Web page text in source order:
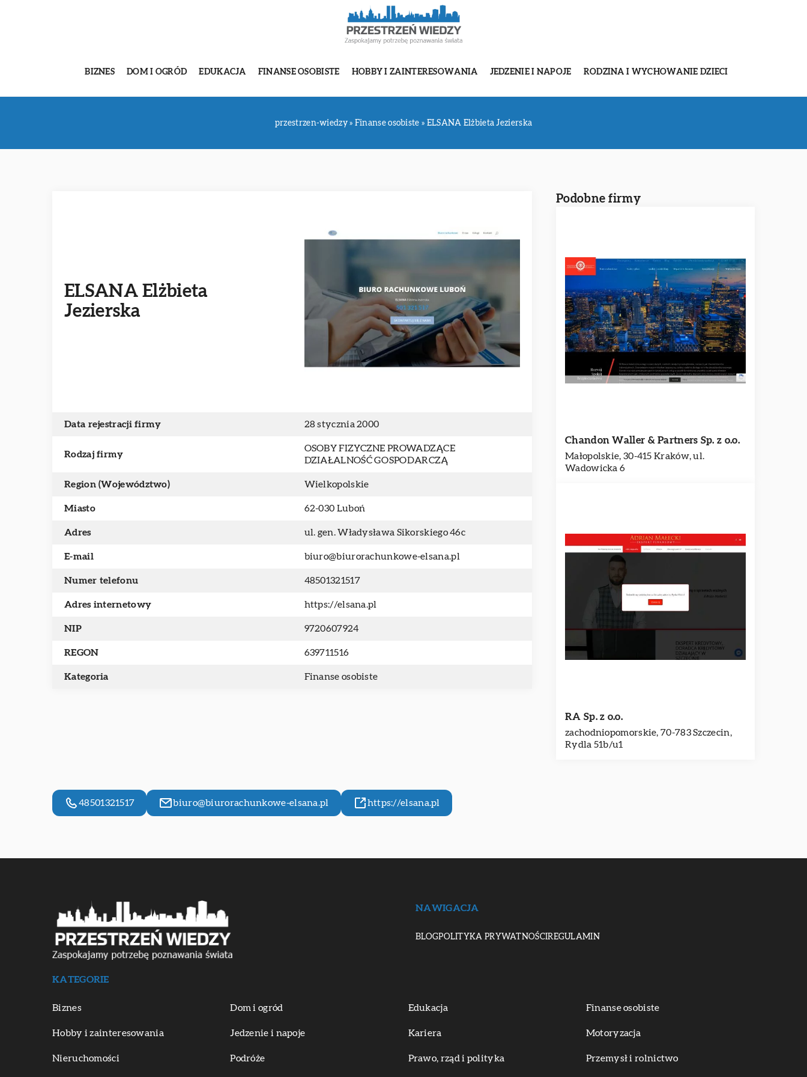
BIZNES DOM I OGRÓD EDUKACJA FINANSE OSOBISTE HOBBY I ZAINTERESOWANIA JEDZENIE I NAPOJE RODZINA I WYCHOWANIE DZIECI
przestrzen-wiedzy» Finanse osobiste » ELSANA Elżbieta Jezierska
ELSANA Elżbieta
Jezierska
Data rejestracji firmy 28 stycznia 2000
Rodzaj firmy
OSOBY FIZYCZNE PROWADZĄCE
DZIAŁALNOŚĆ GOSPODARCZĄ
Region (Województwo) Wielkopolskie
Miasto 62-030 Luboń
Adres ul. gen. Władysława Sikorskiego 46c
E-mail biuro@biurorachunkowe-elsana.pl
Numer telefonu 48501321517
Adres internetowy https://elsana.pl
NIP 9720607924
REGON 639711516
Kategoria Finanse osobiste
Podobne firmy
Chandon Waller & Partners Sp. z o.o.
Małopolskie, 30-415 Kraków, ul.
Wadowicka 6
RA Sp. z o.o.
zachodniopomorskie, 70-783 Szczecin,
Rydla 51b/u1
48501321517 biuro@biurorachunkowe-elsana.pl https://elsana.pl
NAWIGACJA
BLOGPOLITYKA PRYWATNOŚCIREGULAMIN
KATEGORIE
Biznes Dom i ogród Edukacja Finanse osobiste
Hobby i zainteresowania Jedzenie i napoje Kariera Motoryzacja
Nieruchomości Podróże Prawo, rząd i polityka Przemysł i rolnictwo